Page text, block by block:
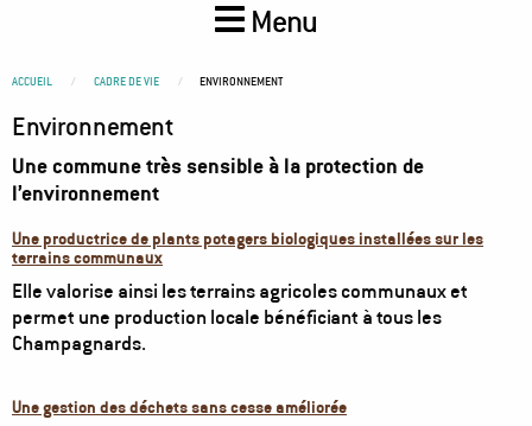
Menu
You
here
ACCUEIL CADRE DE VIE ENVIRONNEMENT
Environnement
Une commune très sensible à la protection de
l’environnement
Une productrice de plants potagers biologiques installées sur les
terrains communaux
Elle valorise ainsi les terrains agricoles communaux et
permet une production locale bénéficiant à tous les
Champagnards.
Une gestion des déchets sans cesse améliorée